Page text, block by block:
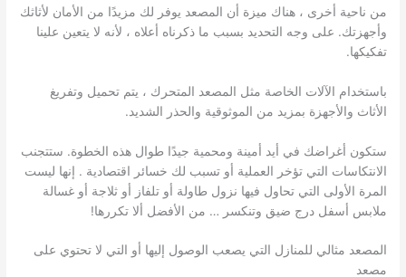
من ناحية أخرى ، هناك ميزة أن المصعد يوفر لك مزيدًا من الأمان لأثاثك
وأجهزتك. على وجه التحديد بسبب ما ذكرناه أعلاه ، لأنه لا يتعين علينا
تفكيكها.
باستخدام الآلات الخاصة مثل المصعد المتحرك ، يتم تحميل وتفريغ
الأثاث والأجهزة بمزيد من الموثوقية والحذر الشديد.
ستكون أغراضك في أيد أمينة ومحمية جيدًا طوال هذه الخطوة. ستتجنب
الانتكاسات التي تؤخر العملية أو تسبب لك خسائر اقتصادية . إنها ليست
المرة الأولى التي تحاول فيها نزول طاولة أو تلفاز أو ثلاجة أو غسالة
ملابس أسفل درج ضيق وتنكسر … من الأفضل ألا تكررها!
المصعد مثالي للمنازل التي يصعب الوصول إليها أو التي لا تحتوي على
مصعد